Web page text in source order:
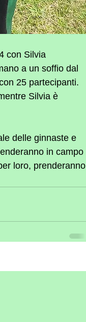
con Silvia
a un soffio dal
25 partecipanti.
Silvia è
delle ginnaste e
in campo
loro, prenderanno